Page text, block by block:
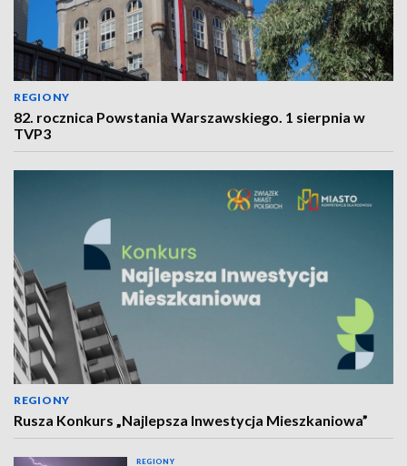
REGIONY
82. rocznica Powstania Warszawskiego. 1 sierpnia w
TVP3
REGIONY
Rusza Konkurs „Najlepsza Inwestycja Mieszkaniowa”
REGIONY